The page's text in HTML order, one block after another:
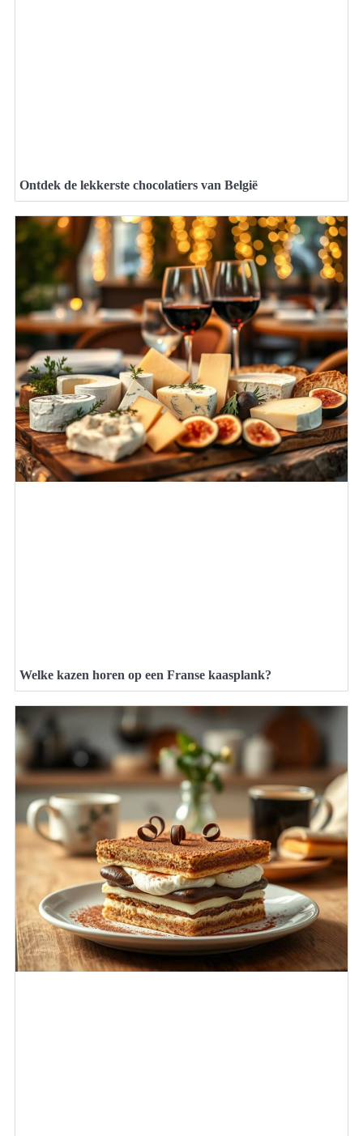
Ontdek de lekkerste chocolatiers van België
Welke kazen horen op een Franse kaasplank?